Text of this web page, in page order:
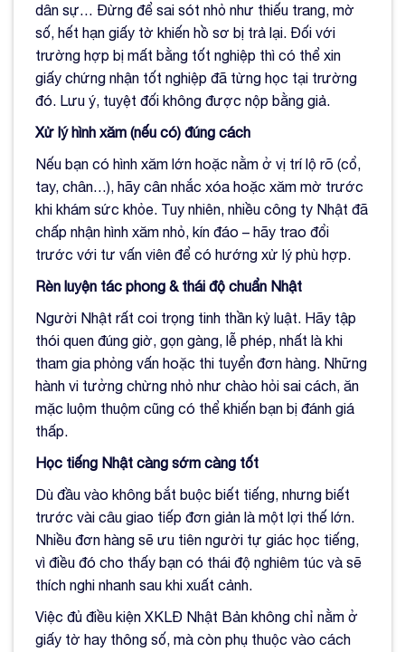
dân sự… Đừng để sai sót nhỏ như thiếu trang, mờ
số, hết hạn giấy tờ khiến hồ sơ bị trả lại. Đối với
trường hợp bị mất bằng tốt nghiệp thì có thể xin
giấy chứng nhận tốt nghiệp đã từng học tại trường
đó. Lưu ý, tuyệt đối không được nộp bằng giả.
Xử lý hình xăm (nếu có) đúng cách
Nếu bạn có hình xăm lớn hoặc nằm ở vị trí lộ rõ (cổ,
tay, chân…), hãy cân nhắc xóa hoặc xăm mờ trước
khi khám sức khỏe. Tuy nhiên, nhiều công ty Nhật đã
chấp nhận hình xăm nhỏ, kín đáo – hãy trao đổi
trước với tư vấn viên để có hướng xử lý phù hợp.
Rèn luyện tác phong & thái độ chuẩn Nhật
Người Nhật rất coi trọng tinh thần kỷ luật. Hãy tập
thói quen đúng giờ, gọn gàng, lễ phép, nhất là khi
tham gia phỏng vấn hoặc thi tuyển đơn hàng. Những
hành vi tưởng chừng nhỏ như chào hỏi sai cách, ăn
mặc luộm thuộm cũng có thể khiến bạn bị đánh giá
thấp.
Học tiếng Nhật càng sớm càng tốt
Dù đầu vào không bắt buộc biết tiếng, nhưng biết
trước vài câu giao tiếp đơn giản là một lợi thế lớn.
Nhiều đơn hàng sẽ ưu tiên người tự giác học tiếng,
vì điều đó cho thấy bạn có thái độ nghiêm túc và sẽ
thích nghi nhanh sau khi xuất cảnh.
Việc đủ điều kiện XKLĐ Nhật Bản không chỉ nằm ở
giấy tờ hay thông số, mà còn phụ thuộc vào cách